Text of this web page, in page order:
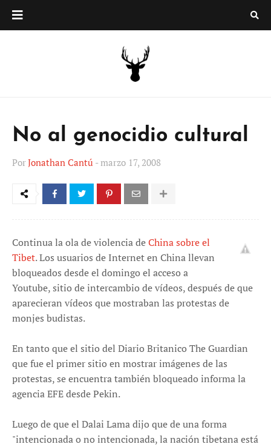
No al genocidio cultural
PorJonathan Cantú - marzo 17, 2008
Continua la ola de violencia deChina sobre el
Tibet. Los usuarios de Internet en China llevan
bloqueados desde el domingo el acceso a
Youtube, sitio de intercambio de vídeos, después de que
aparecieran vídeos que mostraban las protestas de
monjes budistas.
En tanto que el sitio del Diario Britanico The Guardian
que fue el primer sitio en mostrar imágenes de las
protestas, se encuentra también bloqueado informa la
agencia EFE desde Pekin.
Luego de que el Dalai Lama dijo que de una forma
"intencionada o no intencionada, la nación tibetana está